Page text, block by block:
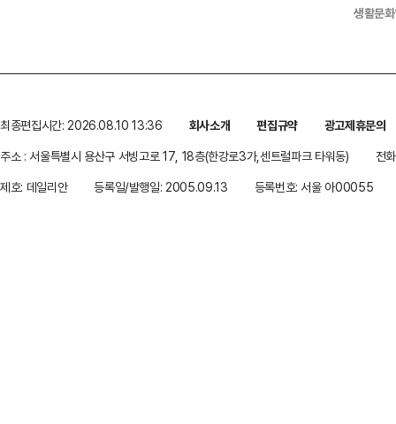
생활문
최종편집시간: 2026.08.10 13:36 회사소개 편집규약
광고제휴문의
주소 : 서울특별시 용산구 서빙고로 17, 18층(한강로3가,센트럴파크 타워동)
전
제호: 데일리안
등록일/발행일: 2005.09.13 등록번호: 서울 아00055